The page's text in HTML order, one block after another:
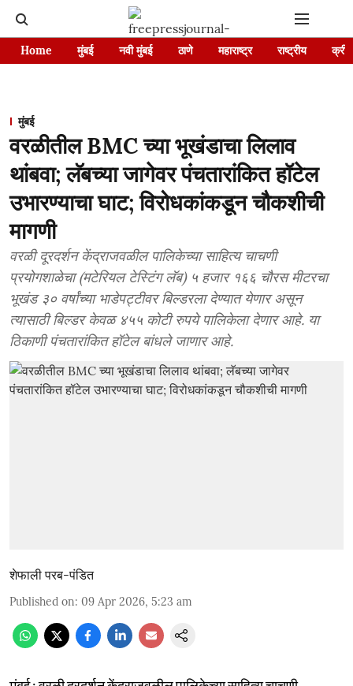
Home मुंबई नवी मुंबई ठाणे महाराष्ट्र राष्ट्रीय
मुंबई
वरळीतील BMC च्या भूखंडाचा लिलाव
थांबवा; लॅबच्या जागेवर पंचतारांकित हॉटेल
उभारण्याचा घाट; विरोधकांकडून चौकशीची
मागणी
वरळी दूरदर्शन केंद्राजवळील पालिकेच्या साहित्य चाचणी
प्रयोगशाळेचा (मटेरियल टेस्टिंग लॅब) ५ हजार १६६ चौरस मीटरचा
भूखंड ३० वर्षांच्या भाडेपट्टीवर बिल्डरला देण्यात येणार असून
त्यासाठी बिल्डर केवळ ४५५ कोटी रुपये पालिकेला देणार आहे. या
ठिकाणी पंचतारांकित हॉटेल बांधले जाणार आहे.
शेफाली परब-पंडित
Published on: 09 Apr 2026, 5:23 am